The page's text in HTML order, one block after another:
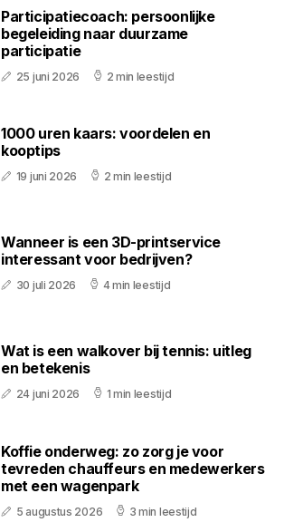
Participatiecoach: persoonlijke
begeleiding naar duurzame
participatie
25 juni 2026 2 min leestijd
1000 uren kaars: voordelen en
kooptips
19 juni 2026 2 min leestijd
Wanneer is een 3D-printservice
interessant voor bedrijven?
30 juli 2026 4 min leestijd
Wat is een walkover bij tennis: uitleg
en betekenis
24 juni 2026 1 min leestijd
Koffie onderweg: zo zorg je voor
tevreden chauffeurs en medewerkers
met een wagenpark
5 augustus 2026 3 min leestijd